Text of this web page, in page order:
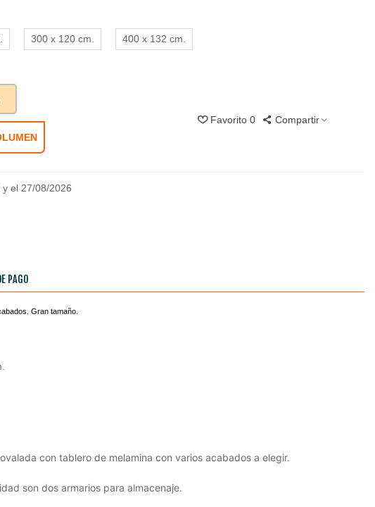
300 x 120 cm. 400 x 132 cm.
Favorito 0 Compartir
el 27/08/2026
PAGO
Gran tamaño.
con tablero de melamina con varios acabados a elegir.
son dos armarios para almacenaje.